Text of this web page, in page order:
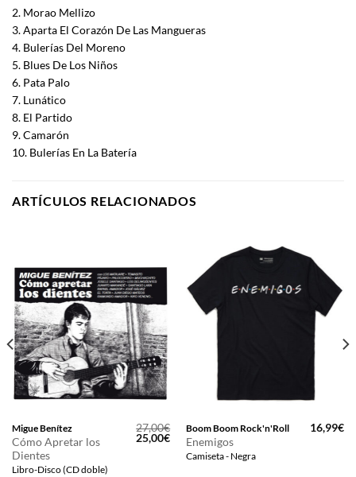
2. Morao Mellizo
3. Aparta El Corazón De Las Mangueras
4. Bulerías Del Moreno
5. Blues De Los Niños
6. Pata Palo
7. Lunático
8. El Partido
9. Camarón
10. Bulerías En La Batería
ARTÍCULOS RELACIONADOS
Migue Benítez
Cómo Apretar los
Dientes
Libro-Disco (CD doble)
27,00€
El
precio
25,00€El
precio
actual
Boom Boom Rock'n'Roll
Enemigos
Camiseta - Negra
16,99€